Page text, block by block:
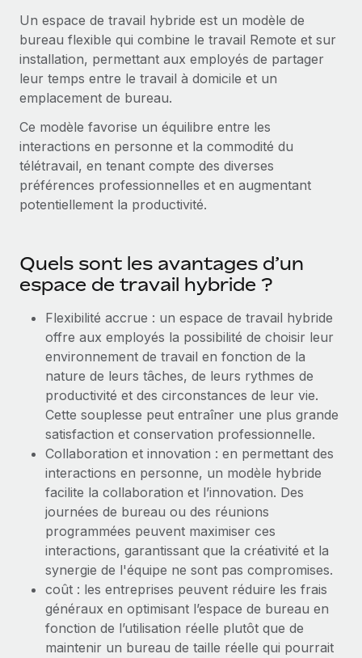
Gestion des freelances
Intégrez et gérez vos freelances partout dans le monde
PEO
Sous-traitez les opérations complexes liées à l’emploi
INFRASTRUCTURE
Intégration Remote
Intégrez vos RH aux flux de travail en toute simplicité
Connecter
Nouveau
notre MCP
Intégrations
Rationalisez vos processus avec des outils essentiels
SERVICES
Demandez aux experts
Recevez des conseils d’experts sur les RH à
l’international et la conformité
Contrôles d’antécédents
Simplifiez vos processus de présélection des
candidats
Remote Watchtower
Gardez un temps d’avance sur les risques en
matière de conformité
Examinez notre service par rapport aux autres
CROISSANCE
Des solutions agiles et internationales pour les RH et la
paie des entreprises en pleine croissance
Entreprises intermédiaires
Développez vos équipes avec des solutions RH sur
Entreprise
Les RH à l’international pour les grandes entreprises
TRAVAILLONS ENSEMBLE
Partenaires stratégiques de la tech
Intégrez les RH à l’international de manière flexible
Explorez avec nous vos opportunités de partenariat
Remote Build Bientôt disponible
Conseil en intégrations et automatisations assistées par
l’IA
ÉTUDES DE CAS
pays
Calculateur de paiement des freelances
Découvrez les devises disponibles et les vitesses de
paiement pour vos freelances internationaux
APPRENDRE AVEC REMOTE
Recherche et guides
Études de cas
Checklists et modèles
Webinaires
Salle de presse
Données sur les salaires et les talents
Centre de ressources
Obtenir de l’aide
Voir toutes les ressources
BLOG
Paie multipays
EOR et PEO
Nederlands
Français
Deutsch
Español
Italiano
日本語
中文（简体）
Connexion
Un espace de travail hybride est un modèle de
bureau flexible qui combine le travail Remote et sur
installation, permettant aux employés de partager
leur temps entre le travail à domicile et un
emplacement de bureau.
Ce modèle favorise un équilibre entre les
interactions en personne et la commodité du
télétravail, en tenant compte des diverses
préférences professionnelles et en augmentant
potentiellement la productivité.
Quels sont les avantages d’un
espace de travail hybride ?
Flexibilité accrue : un espace de travail hybride
offre aux employés la possibilité de choisir leur
environnement de travail en fonction de la
nature de leurs tâches, de leurs rythmes de
productivité et des circonstances de leur vie.
Cette souplesse peut entraîner une plus grande
satisfaction et conservation professionnelle.
Collaboration et innovation : en permettant des
interactions en personne, un modèle hybride
facilite la collaboration et l’innovation. Des
journées de bureau ou des réunions
programmées peuvent maximiser ces
interactions, garantissant que la créativité et la
synergie de l'équipe ne sont pas compromises.
coût : les entreprises peuvent réduire les frais
généraux en optimisant l’espace de bureau en
fonction de l’utilisation réelle plutôt que de
maintenir un bureau de taille réelle qui pourrait